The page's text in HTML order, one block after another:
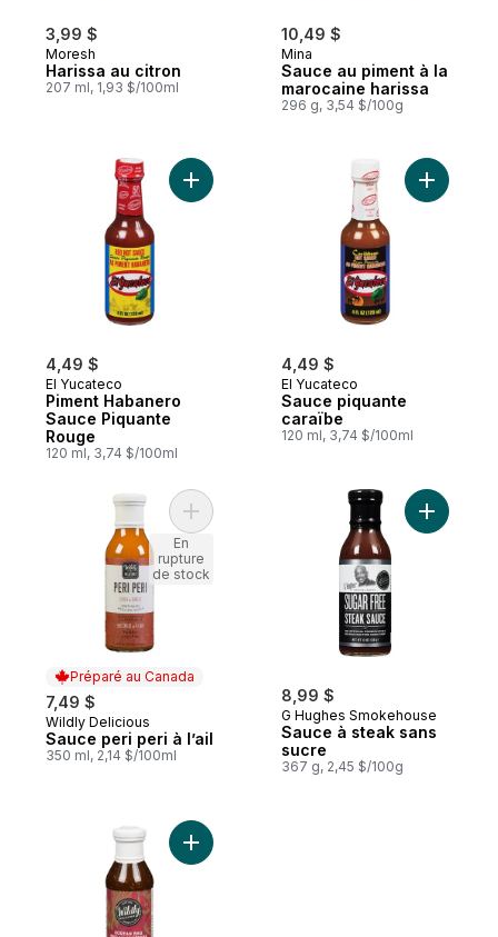
3,99 $
Moresh
Harissa au citron
207 ml, 1,93 $/100ml
10,49 $
Mina
Sauce au piment à la
marocaine harissa
296 g, 3,54 $/100g
4,49 $
El Yucateco
Piment Habanero
Sauce Piquante
Rouge
120 ml, 3,74 $/100ml
Ajouter Piment Habanero Sauce
4,49 $
El Yucateco
Sauce piquante
caraïbe
120 ml, 3,74 $/100ml
Ajouter
Préparé au Canada
7,49 $
Préparé au Canada
Wildly Delicious
Sauce peri peri à l’ail
350 ml, 2,14 $/100ml
Ajouter Sauce peri peri à l’ail au panier
En
rupture
de stock
8,99 $
G Hughes Smokehouse
Sauce à steak sans
sucre
367 g, 2,45 $/100g
Ajouter
Ajouter Sauce barbecue, coréenne au